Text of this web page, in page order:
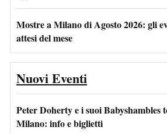
Mostre a Milano di Agosto 2026: gli
attesi del mese
Nuovi Eventi
Peter Doherty e i suoi Babyshambles
Milano: info e biglietti